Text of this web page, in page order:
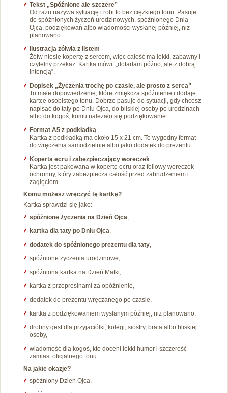
Tekst „Spóźnione ale szczere”
Od razu nazywa sytuację i robi to bez ciężkiego tonu. Pasuje
do spóźnionych życzeń urodzinowych, spóźnionego Dnia
Ojca, podziękowań albo wiadomości wysłanej później, niż
planowano.
Ilustracja żółwia z listem
Żółw niesie kopertę z sercem, więc całość ma lekki, zabawny i
czytelny przekaz. Kartka mówi: „dotarłam późno, ale z dobrą
intencją”.
Dopisek „Życzenia trochę po czasie, ale prosto z serca”
To małe dopowiedzenie, które zmiękcza spóźnienie i dodaje
kartce osobistego tonu. Dobrze pasuje do sytuacji, gdy chcesz
napisać do taty po Dniu Ojca, do bliskiej osoby po urodzinach
albo do kogoś, komu należało się podziękowanie.
Format A5 z podkładką
Kartka z podkładką ma około 15 x 21 cm. To wygodny format
do wręczenia samodzielnie albo jako dodatek do prezentu.
Koperta ecru i zabezpieczający woreczek
Kartka jest pakowana w kopertę ecru oraz foliowy woreczek
ochronny, który zabezpiecza całość przed zabrudzeniem i
zagięciem.
Komu możesz wręczyć tę kartkę?
Kartka sprawdzi się jako:
spóźnione życzenia na Dzień Ojca,
kartka dla taty po Dniu Ojca,
dodatek do spóźnionego prezentu dla taty,
spóźnione życzenia urodzinowe,
spóźniona kartka na Dzień Matki,
kartka z przeprosinami za opóźnienie,
dodatek do prezentu wręczanego po czasie,
kartka z podziękowaniem wysłanym później, niż planowano,
drobny gest dla przyjaciółki, kolegi, siostry, brata albo bliskiej
osoby,
wiadomość dla kogoś, kto doceni lekki humor i szczerość
zamiast oficjalnego tonu.
Na jakie okazje?
spóźniony Dzień Ojca,